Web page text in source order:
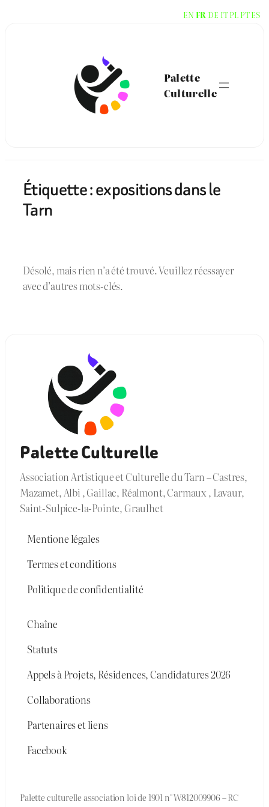
Palette
Culturelle
Étiquette :expositions dans le
Tarn
Désolé, mais rien n’a été trouvé. Veuillez réessayer
avec d’autres mots-clés.
Palette Culturelle
Association Artistique et Culturelle du Tarn – Castres,
Mazamet, Albi , Gaillac, Réalmont, Carmaux , Lavaur,
Saint-Sulpice-la-Pointe, Graulhet
Mentione légales
Termes et conditions
Politique de confidentialité
Chaîne
Statuts
Appels à Projets, Résidences, Candidatures 2026
Collaborations
Partenaires et liens
Facebook
Palette culturelle association loi de 1901 n° W812009906 – RC
EN FR DE ITPL PTES